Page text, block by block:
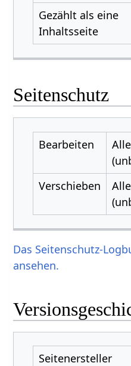
Gezählt als eine
Inhaltsseite
Seitenschutz
Bearbeiten
Verschieben
Das Seitenschutz-
ansehen.
Seitenersteller